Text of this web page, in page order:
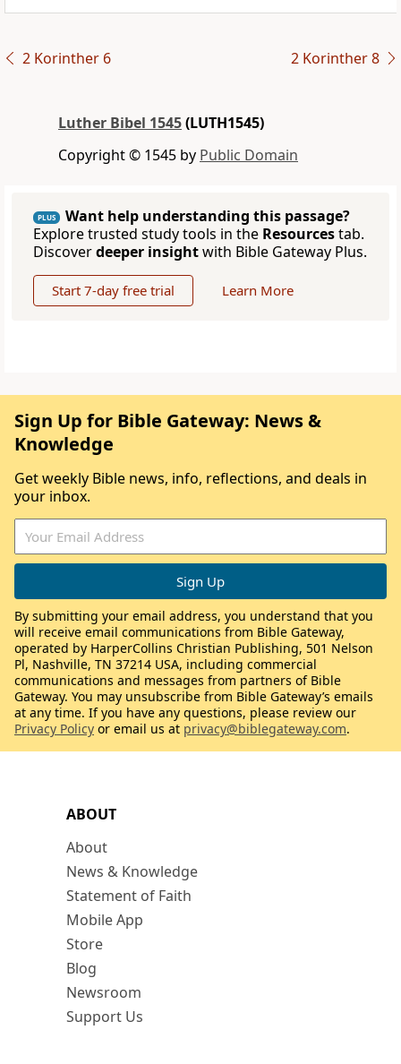
2 Korinther 6 2 Korinther 8
Luther Bibel 1545(LUTH1545)
Copyright © 1545 by Public Domain
PLUS
Want help understanding this passage?
Explore trusted study tools in the Resourcestab.
Discoverdeeper insightwith Bible Gateway Plus.
Start 7-day free trial Learn More
ABOUT
About
News & Knowledge
Statement of Faith
Mobile App
Store
Blog
Newsroom
Support Us
Sign Up for Bible Gateway: News &
Knowledge
Get weekly Bible news, info, reflections, and deals in
your inbox.
By submitting your email address, you understand that you
will receive email communications from Bible Gateway,
operated by HarperCollins Christian Publishing, 501 Nelson
Pl, Nashville, TN 37214 USA, including commercial
communications and messages from partners of Bible
Gateway. You may unsubscribe from Bible Gateway’s emails
at any time. If you have any questions, please review our
Privacy Policy or email us at privacy@biblegateway.com.